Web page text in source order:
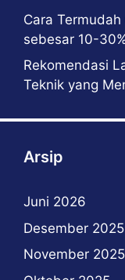
Cara
sebesar 10-
Rekomendasi
Teknik yang
Arsip
Juni 2026
Desember 2025
November 2025